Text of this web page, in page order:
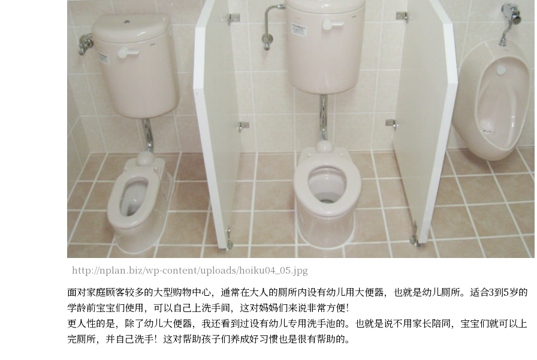
http://nplan.biz/wp-content/uploads/hoiku04_05.jpg
面对家庭顾客较多的大型购物中心，通常在大人的厕所内设有幼儿用大便器，也就是幼儿厕所。适合3到5岁的
学龄前宝宝们使用，可以自己上洗手间，这对妈妈们来说非常方便！
更人性的是，除了幼儿大便器，我还看到过设有幼儿专用洗手池的。也就是说不用家长陪同，宝宝们就可以上
完厕所，并自己洗手！这对帮助孩子们养成好习惯也是很有帮助的。